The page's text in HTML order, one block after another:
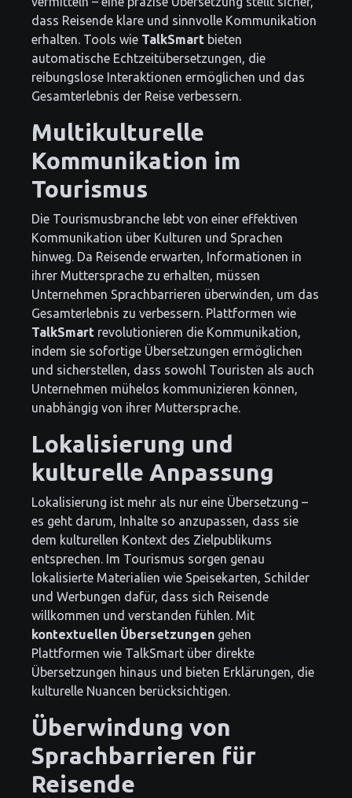
dass Reisende klare und sinnvolle Kommunikation
erhalten. Tools wie TalkSmart bieten
automatische Echtzeitübersetzungen, die
reibungslose Interaktionen ermöglichen und das
Gesamterlebnis der Reise verbessern.
Multikulturelle
Kommunikation im
Tourismus
Die Tourismusbranche lebt von einer effektiven
Kommunikation über Kulturen und Sprachen
hinweg. Da Reisende erwarten, Informationen in
ihrer Muttersprache zu erhalten, müssen
Unternehmen Sprachbarrieren überwinden, um das
Gesamterlebnis zu verbessern. Plattformen wie
TalkSmart revolutionieren die Kommunikation,
indem sie sofortige Übersetzungen ermöglichen
und sicherstellen, dass sowohl Touristen als auch
Unternehmen mühelos kommunizieren können,
unabhängig von ihrer Muttersprache.
Lokalisierung und
kulturelle Anpassung
Lokalisierung ist mehr als nur eine Übersetzung –
es geht darum, Inhalte so anzupassen, dass sie
dem kulturellen Kontext des Zielpublikums
entsprechen. Im Tourismus sorgen genau
lokalisierte Materialien wie Speisekarten, Schilder
und Werbungen dafür, dass sich Reisende
willkommen und verstanden fühlen. Mit
kontextuellen Übersetzungen gehen
Plattformen wie TalkSmart über direkte
Übersetzungen hinaus und bieten Erklärungen, die
kulturelle Nuancen berücksichtigen.
Überwindung von
Sprachbarrieren für
Reisende